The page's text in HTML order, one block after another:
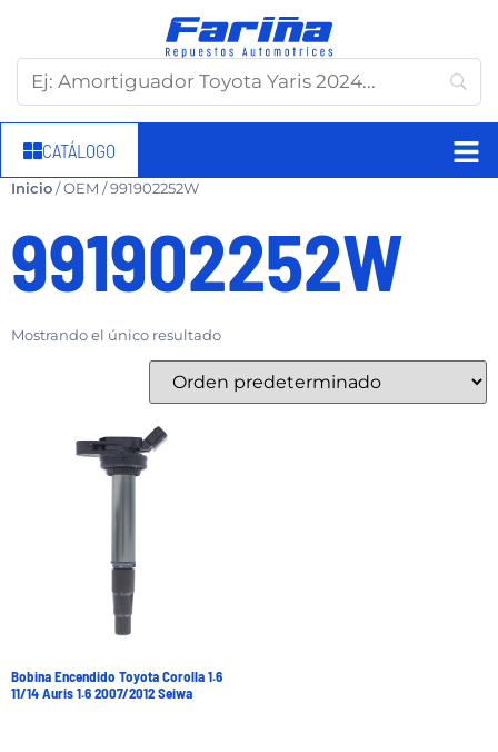
CATÁLOGO
Inicio/ OEM / 991902252W
991902252W
Mostrando el único resultado
Bobina Encendido Toyota Corolla 1.6
11/14 Auris 1.6 2007/2012 Seiwa